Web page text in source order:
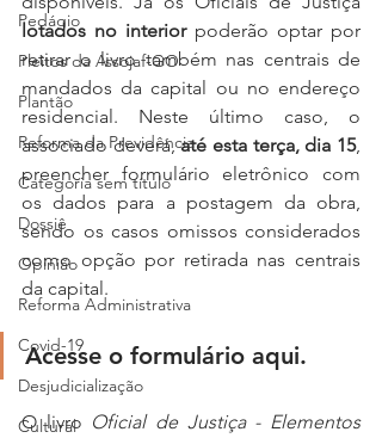
Pedágio
Pleitos da Assojaf-GO
Plantão
Reforma da Previdência
Categoria sem título
Dossiê
Opinião
Reforma Administrativa
Covid-19
Desjudicialização
Cultural
lotados no interior poderão optar por
retirar o livro também nas centrais de
mandados da capital ou no endereço
residencial. Neste último caso, o
associado deverá, até esta terça, dia 15,
preencher formulário eletrônico com
os dados para a postagem da obra,
sendo os casos omissos considerados
como opção por retirada nas centrais
da capital.
Acesse o formulário aqui.
O livro Oficial de Justiça - Elementos